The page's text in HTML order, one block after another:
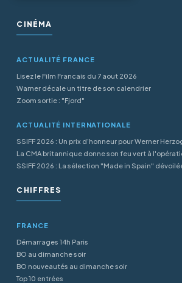
CINÉMA
ACTUALITÉ FRANCE
Lisez le Film Francais du 7 aout 2026
Warner décale un titre de son calendrier
Zoom sortie : "Fjord"
ACTUALITÉ INTERNATIONALE
SSIFF 2026 : Un prix d’honneur pour Werner
La CMA britannique donne son feu vert à
SSIFF 2026 : La sélection "Made in Spain"
CHIFFRES
FRANCE
Démarrages 14h Paris
BO au dimanche soir
BO nouveautés au dimanche soir
Top 10 entrées